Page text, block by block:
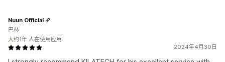
2024年4月30日
Nuun Official
巴林
大约1年 人在使用应用